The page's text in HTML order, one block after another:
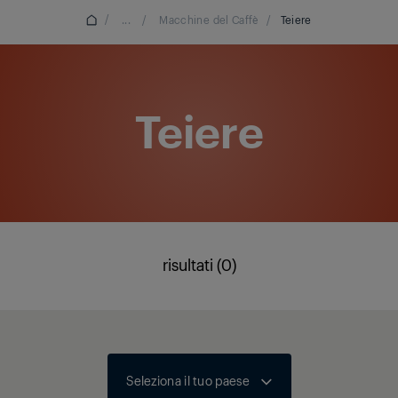
/ ... / Macchine del Caffè / Teiere
Teiere
risultati (0)
Seleziona il tuo paese